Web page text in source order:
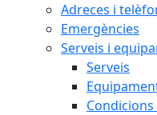
Adreces i
Emergències
Serveis i
Serveis